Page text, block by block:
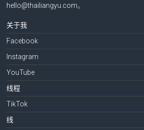
hello@thailiangyu.com。
关于我
Facebook
Instagram
YouTube
线程
TikTok
线